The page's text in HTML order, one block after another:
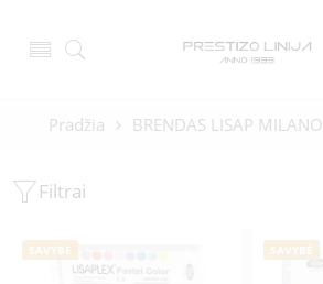
Pradžia BRENDAS LISAP MILANO
Filtrai
SAVYBĖ SAVYBĖ